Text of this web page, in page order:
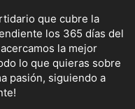
que cubre la
los 365 días del
la mejor
lo que quieras sobre
pasión, siguiendo a